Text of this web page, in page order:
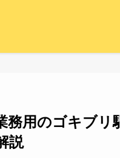
務用のゴキブ
説